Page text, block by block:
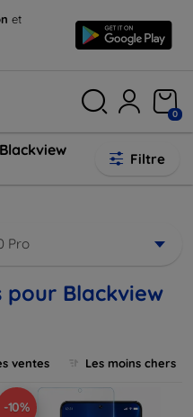
et
0
Filtre
Pro
pour Blackview
ventes Les moins chers
-10%